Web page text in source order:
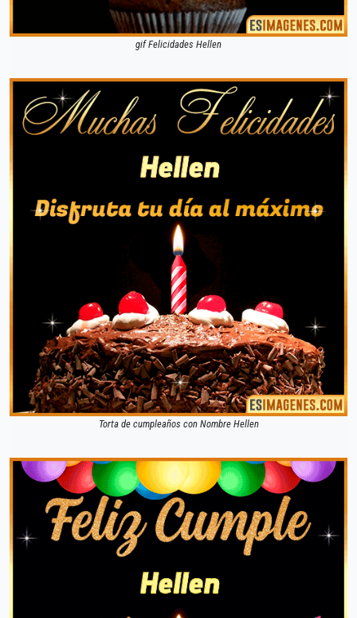
gif Felicidades Hellen
Torta de cumpleaños con Nombre Hellen